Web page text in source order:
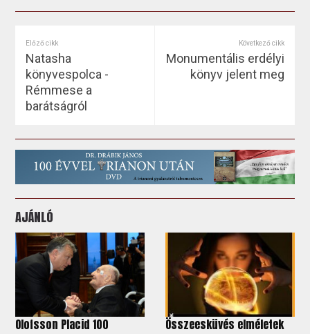
Előző cikk
Natasha
könyvespolca -
Rémmese a
barátságról
Következő cikk
Monumentális erdélyi
könyv jelent meg
AJÁNLÓ
Olofsson Placid 100
Összeesküvés elméletek